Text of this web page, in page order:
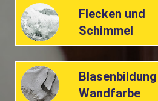
Flecken und
Schimmel
Wandfarbe